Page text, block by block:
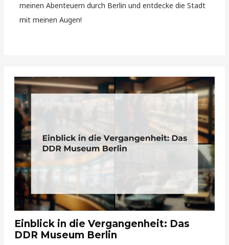
meinen Abenteuern durch Berlin und entdecke die Stadt
mit meinen Augen!
Einblick in die Vergangenheit: Das
DDR Museum Berlin